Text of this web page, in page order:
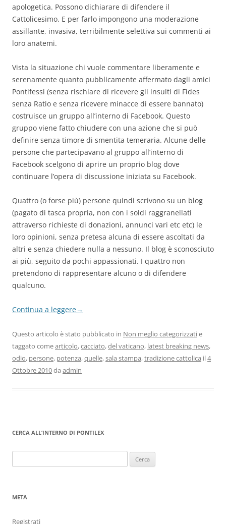
apologetica. Possono dichiarare di difendere il
Cattolicesimo. E per farlo impongono una moderazione
assillante, invasiva, terribilmente selettiva sui commenti ai
loro anatemi.
Vista la situazione chi vuole commentare liberamente e
serenamente quanto pubblicamente affermato dagli amici
Pontifessi (senza rischiare di ricevere gli insulti di Fides
senza Ratio e senza ricevere minacce di essere bannato)
costruisce un gruppo all’interno di Facebook. Questo
gruppo viene fatto chiudere con una azione che si può
definire senza timore di smentita temeraria. Alcune delle
persone che partecipavano al gruppo all’interno di
Facebook scelgono di aprire un proprio blog dove
continuare l’opera di discussione iniziata su Facebook.
Quattro (o forse più) persone quindi scrivono su un blog
(pagato di tasca propria, non con i soldi raggranellati
attraverso richieste di donazioni, annunci vari etc etc) le
loro opinioni, senza pretesa alcuna di essere ascoltati da
altri e senza chiedere nulla a nessuno. Il blog è sconosciuto
ai più, seguito da pochi appassionati. I quattro non
pretendono di rappresentare alcuno o di difendere
qualcuno.
Continua a leggere→
Questo articolo è stato pubblicato in Non meglio categorizzatie
taggato comearticolo,cacciato,del vaticano, latest breaking news,
odio, persone, potenza,quelle,sala stampa,tradizione cattolica il4
Ottobre 2010da admin
CERCA ALL’INTERNO DI PONTILEX
per:
META
Registrati